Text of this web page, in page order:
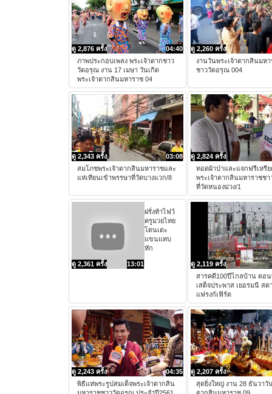
04:40
ดู 2,876 ครั้ง
ภาพประกอบเพลง พระเจ้าตากชาว
วัดอรุณ งาน 17 เมษา วันเกิด
พระเจ้าตากสินมหาราช 04
ดู 2,260 ครั้ง
งานวันพระเจ้าตากสินมหา
ชาววัดอรุณ 004
03:08
ดู 2,343 ครั้ง
สมโภชพระเจ้าตากสินมหาราชและ
แห่เทียนเข้าพรรษาที่วัดบางแวก/8
ดู 2,824 ครั้ง
ทอดผ้าป่าและแจกฟรีเหรี
พระเจ้าตากสินมหาราชช
ที่วัดหนองม่วง/1
13:01
ดู 2,361 ครั้ง
ฝรั่งท้าไฟว์
ครูมวยไทย
โดนเตะ
แขนแทบ
หัก
ดู 2,119 ครั้ง
สารคดี100ปีไกลบ้าน ตอน
เสด็จประพาส เยอรมนี สต
แฟรงก์เฟิร์ต
04:35
ดู 2,243 ครั้ง
พิธีแห่พระรูปสมเด็จพระเจ้าตากสิน
ดู 2,207 ครั้ง
สุดยิ่งใหญ่ งาน 28 ธันวาวั